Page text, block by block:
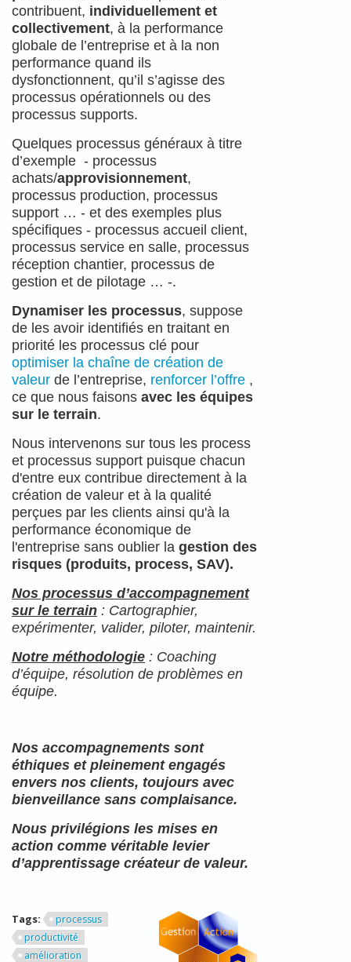
contribuent, individuellement et
collectivement, à la performance
globale de l’entreprise et à la non
performance quand ils
dysfonctionnent, qu’il s’agisse des
processus opérationnels ou des
processus supports.
Quelques processus généraux à titre
d’exemple - processus
achats/approvisionnement,
processus production, processus
support … - et des exemples plus
spécifiques - processus accueil client,
processus service en salle, processus
réception chantier, processus de
gestion et de pilotage … -.
Dynamiser les processus, suppose
de les avoir identifiés en traitant en
priorité les processus clé pour
optimiser la chaîne de création de
valeur de l’entreprise, renforcer l’offre ,
ce que nous faisons avec les équipes
sur le terrain.
Nous intervenons sur tous les process
et processus support puisque chacun
d'entre eux contribue directement à la
création de valeur et à la qualité
perçues par les clients ainsi qu'à la
performance économique de
l'entreprise sans oublier la gestion des
risques (produits, process, SAV).
Nos processus d’accompagnement
sur le terrain : Cartographier,
expérimenter, valider, piloter, maintenir.
Notre méthodologie : Coaching
d’équipe, résolution de problèmes en
équipe.
Nos accompagnements sont
éthiques et pleinement engagés
envers nos clients, toujours avec
bienveillance sans complaisance.
Nous privilégions les mises en
action comme véritable levier
d’apprentissage créateur de valeur.
Tags:
processus
productivité
amélioration